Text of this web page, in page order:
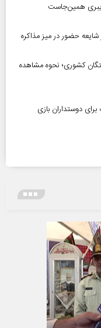
همین‌جاست
حضور در میز مذاکره
بازنشستگان کشوری؛ نحوه مشاهده